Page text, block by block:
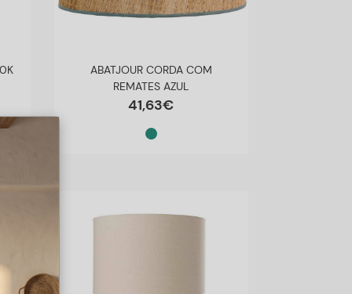
ABATJOUR CORDA COM
REMATES AZUL
41,63€